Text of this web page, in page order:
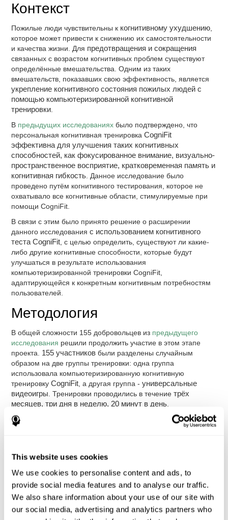
This website uses cookies
We use cookies to personalise content and ads, to
provide social media features and to analyse our traffic.
We also share information about your use of our site with
our social media, advertising and analytics partners who
Контекст
Пожилые люди чувствительны к когнитивному ухудшению
которое может привести к снижению их самостоятельности
и качества жизни. Для предотвращения и сокращения
связанных с возрастом когнитивных проблем существуют
определённые вмешательства. Одним из таких
вмешательств, показавших свою эффективность, является
укрепление когнитивного состояния пожилых людей с
помощью компьютеризированной когнитивной
тренировки
В предыдущих исследованиях было подтверждено, что
персональная когнитивная тренировкаCogniFit
эффективна для улучшения таких когнитивных
способностей, как фокусированное внимание, визуально-
пространственное восприятие, кратковременная память и
когнитивная гибкость . Данное исследование было
проведено путём когнитивного тестирования, которое не
охватывало все когнитивные области, стимулируемые при
помощи CogniFit.
В связи с этим было принято решение о расширении
данного исследованияс использованием когнитивного
теста CogniFit , с целью определить, существуют ли какие-
либо другие когнитивные способности, которые будут
улучшаться в результате использования
компьютеризированной тренировки CogniFit,
адаптирующейся к конкретным когнитивным потребностям
пользователей.
Методология
В общей сложности 155 добровольцев из предыдущего
исследования решили продолжить участие в этом этапе
проекта. 155 участников были разделены случайным
образом на две группы тренировки: одна группа
использовала компьютеризированную когнитивную
тренировкуCogniFit , а другая группа -универсальные
видеоигры . Тренировки проводились в течениетрёх
месяцев, три дня в неделю, 20 минут в день
Тренировка CogniFit
, адаптируясь к специфическим
потребностям каждого участника, варьировалось от
Контрольная группа участников использовала такие
универсальные видеоигры, как: Mathematical triangle,
Labyrinth, X-O, Tangram, Tennis, Memory - Simon, Memory -
Pairs, Numbers, Tetris, Puzzles, Target practice, Snake.
Когнитивные способности участников были измерены до
начала тренировки и три месяца спустя
, после